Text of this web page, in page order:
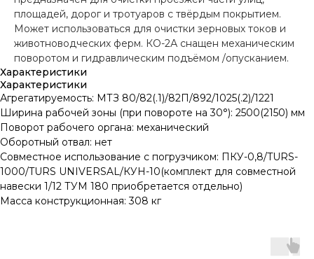
площадей, дорог и тротуаров с твёрдым покрытием.
Может использоваться для очистки зерновых токов и
животноводческих ферм. КО-2А снащен механическим
поворотом и гидравлическим подъёмом /опусканием.
Характеристики
Характеристики
Агрегатируемость: МТЗ 80/82(.1)/82П/892/1025(.2)/1221
Ширина рабочей зоны (при повороте на 30°): 2500(2150) мм
Поворот рабочего органа: механический
Оборотный отвал: нет
Совместное использование с погрузчиком: ПКУ-0,8/TURS-
1000/TURS UNIVERSAL/КУН-10(комплект для совместной
навески 1/12 ТУМ 180 приобретается отдельно)
Масса конструкционная: 308 кг